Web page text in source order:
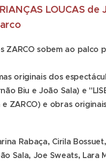
LOUCAS
ZARCO sobem ao
originais dos
Biu e João Sala) e
ZARCO) e obras
Rabaça, Cirila
Sala, Joe Sweats, Lara